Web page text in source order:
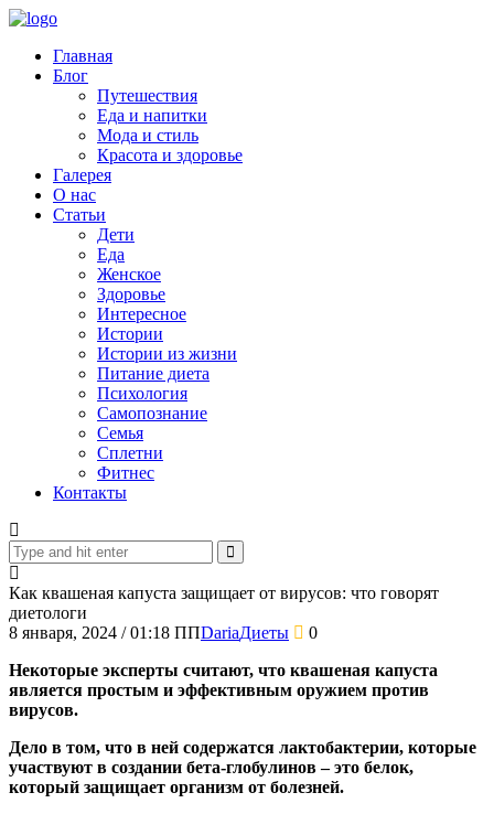
Главная
Блог
Путешествия
Еда и напитки
Мода и стиль
Красота и здоровье
Галерея
О нас
Статьи
Дети
Еда
Женское
Здоровье
Интересное
Истории
Истории из жизни
Питание диета
Психология
Самопознание
Семья
Сплетни
Фитнес
Контакты
Как квашеная капуста защищает от вирусов: что говорят
диетологи
8 января, 2024 /01:18 ППDariaДиеты
0
Некоторые эксперты считают, что квашеная капуста
является простым и эффективным оружием против
вирусов.
Дело в том, что в ней содержатся лактобактерии, которые
участвуют в создании бета-глобулинов – это белок,
который защищает организм от болезней.